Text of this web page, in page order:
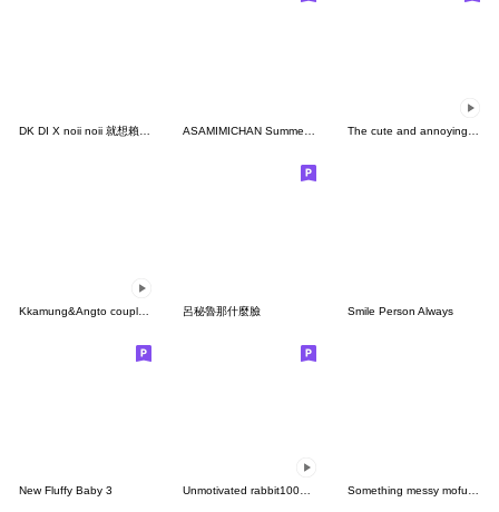
DK DI X noii noii 就想賴著你 ASAMIMICHAN Summer stamps for every year The cute and annoying bear mini-Anim 1
呂秘魯那什麼臉 Smile Person Always
New Fluffy Baby 3